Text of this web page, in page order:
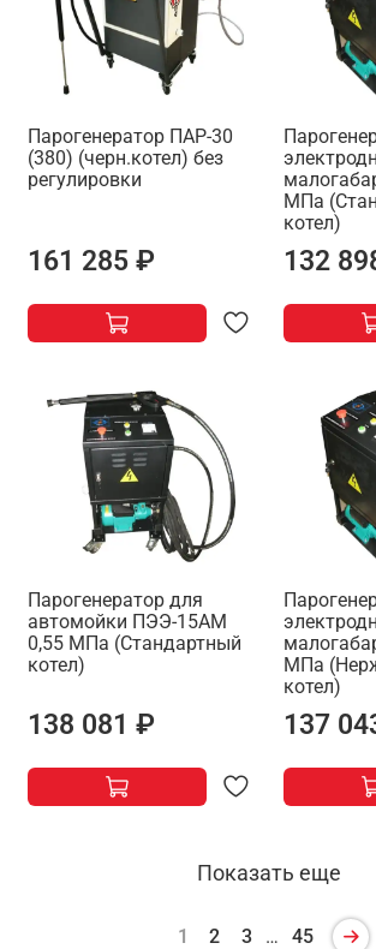
Парогенератор ПАР-30
(380) (черн.котел) без
регулировки
161 285 ₽
МПа
котел)
132
Парогенератор для
автомойки ПЭЭ-15АМ
0,55 МПа (Стандартный
котел)
138 081 ₽
МПа
котел)
137
Показать еще
1 2 3 … 45